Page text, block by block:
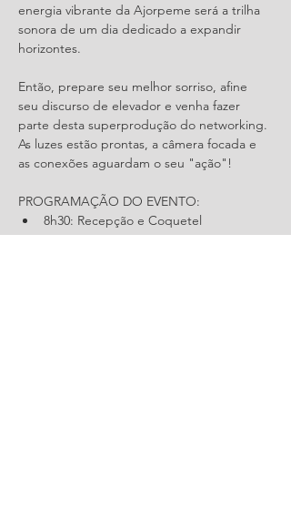
energia vibrante da Ajorpeme será a trilha
sonora de um dia dedicado a expandir
horizontes.
Então, prepare seu melhor sorriso, afine
seu discurso de elevador e venha fazer
parte desta superprodução do networking.
As luzes estão prontas, a câmera focada e
as conexões aguardam o seu "ação"!
PROGRAMAÇÃO DO EVENTO:
8h30: Recepção e Coquetel